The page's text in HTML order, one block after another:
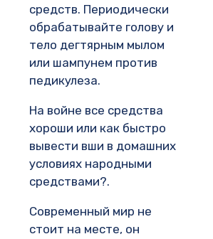
средств. Периодически
обрабатывайте голову и
тело дегтярным мылом
или шампунем против
педикулеза.
На войне все средства
хороши или как быстро
вывести вши в домашних
условиях народными
средствами?.
Современный мир не
стоит на месте, он